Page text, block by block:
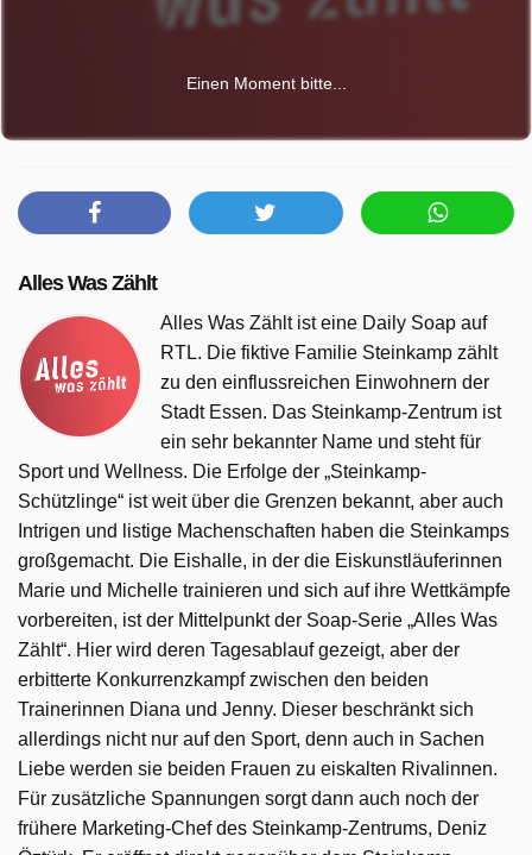
Einen Moment bitte...
Alles Was Zählt
Alles Was Zählt ist eine Daily Soap auf
RTL. Die fiktive Familie Steinkamp zählt
zu den einflussreichen Einwohnern der
Stadt Essen. Das Steinkamp-Zentrum ist
ein sehr bekannter Name und steht für
Sport und Wellness. Die Erfolge der „Steinkamp-
Schützlinge“ ist weit über die Grenzen bekannt, aber auch
Intrigen und listige Machenschaften haben die Steinkamps
großgemacht. Die Eishalle, in der die Eiskunstläuferinnen
Marie und Michelle trainieren und sich auf ihre Wettkämpfe
vorbereiten, ist der Mittelpunkt der Soap-Serie „Alles Was
Zählt“. Hier wird deren Tagesablauf gezeigt, aber der
erbitterte Konkurrenzkampf zwischen den beiden
Trainerinnen Diana und Jenny. Dieser beschränkt sich
allerdings nicht nur auf den Sport, denn auch in Sachen
Liebe werden sie beiden Frauen zu eiskalten Rivalinnen.
Für zusätzliche Spannungen sorgt dann auch noch der
frühere Marketing-Chef des Steinkamp-Zentrums, Deniz